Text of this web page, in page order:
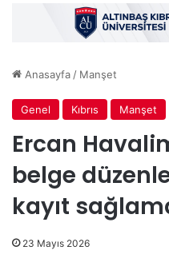
Anasayfa / Manşet
Genel Kıbrıs Manşet
Ercan
belge
kayıt
23 Mayıs 2026